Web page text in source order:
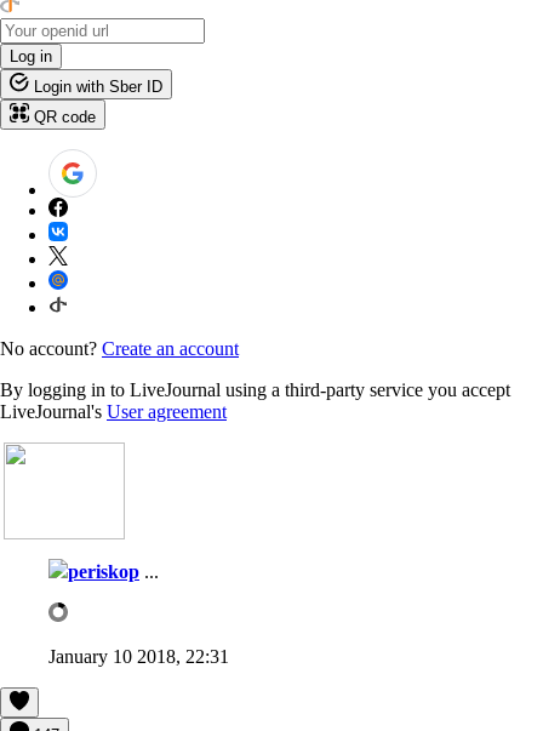
Log in
Login with Sber ID
QR code
No account? Create an account
By logging in to LiveJournal using a third-party service you accept
LiveJournal's User agreement
periskop ...
January 10 2018, 22:31